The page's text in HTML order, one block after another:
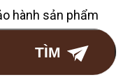
hành sản phẩm